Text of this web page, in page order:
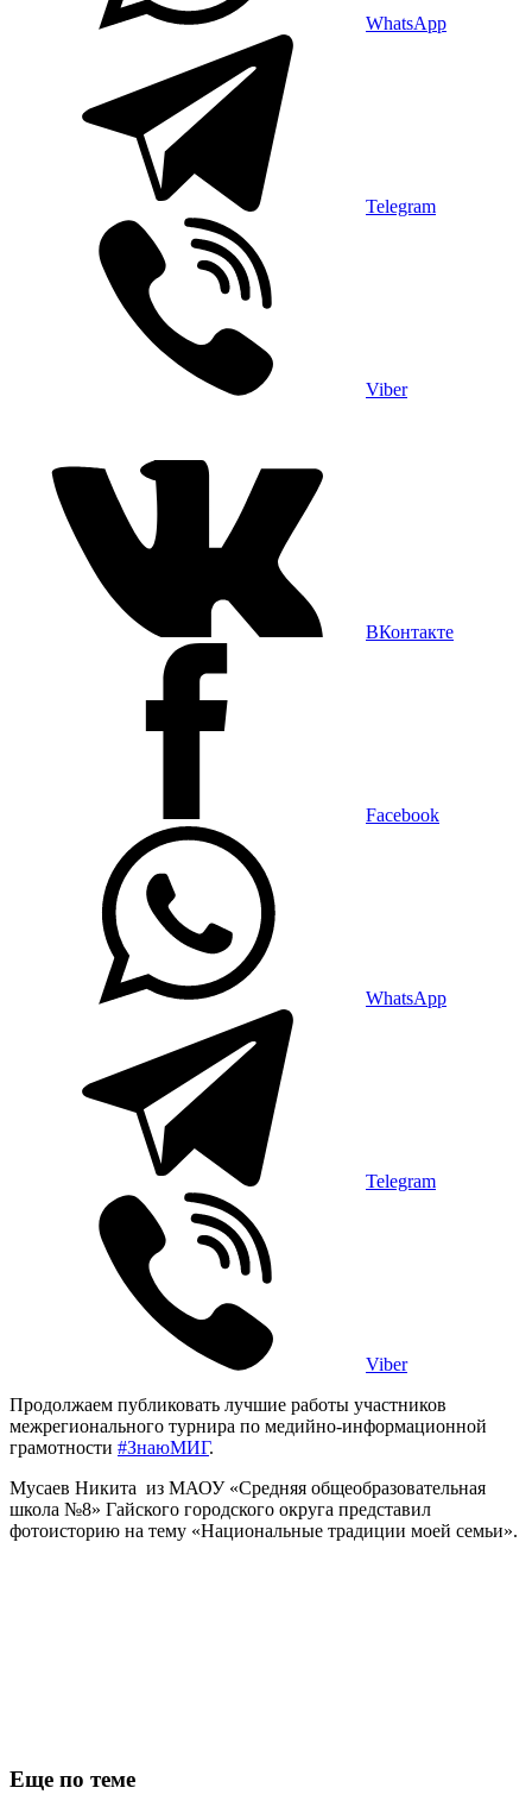
WhatsApp
Telegram
Viber
ВКонтакте
Facebook
WhatsApp
Telegram
Viber
Продолжаем публиковать лучшие работы участников
межрегионального турнира по медийно-информационной
грамотности #ЗнаюМИГ.
Мусаев Никита из МАОУ «Средняя общеобразовательная
школа №8» Гайского городского округа представил
фотоисторию на тему «Национальные традиции моей семьи».
Еще по теме